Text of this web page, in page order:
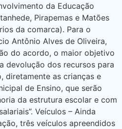
da Educação
Pirapemas e Matões
da comarca). Para o
Antônio Alves de Oliveira,
do acordo, o maior objetivo
devolução dos recursos para
diretamente as crianças e
de Ensino, que serão
da estrutura escolar e com
Veículos – Ainda
três veículos apreendidos